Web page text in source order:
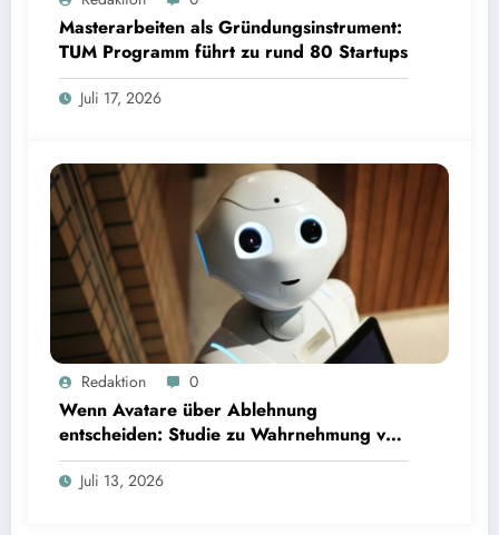
TUM
Masterarbeiten als Gründungsinstrument:
TUM Programm führt zu rund 80 Startups
Juli 17, 2026
Wenn Avatare über Ablehnung entscheiden: Studie zu Wahrnehmung von Fairness bei KI-
InterviewsRedaktion 0
Wenn Avatare über Ablehnung
entscheiden: Studie zu Wahrnehmung von
Fairness bei KI-Interviews
Juli 13, 2026